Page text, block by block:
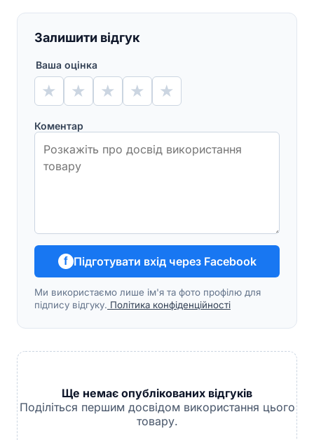
Залишити відгук
Ваша оцінка
★ ★ ★ ★ ★
Коментар
f Підготувати вхід через Facebook
Ми використаємо лише ім'я та фото профілю для
підпису відгуку. Політика конфіденційності
Ще немає опублікованих відгуків
Поділіться першим досвідом використання цього
товару.